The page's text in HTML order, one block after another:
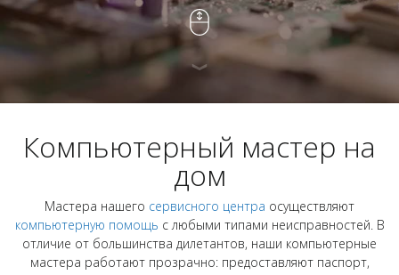
Компьютерный мастер на
дом
Мастера нашего сервисного центра осуществляют
компьютерную помощь с любыми типами неисправностей. В
отличие от большинства дилетантов, наши компьютерные
мастера работают прозрачно: предоставляют паспорт,